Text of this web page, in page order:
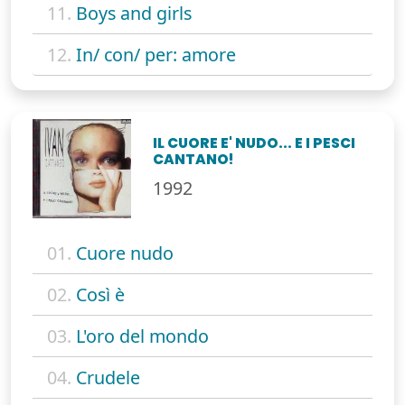
11. Boys and girls
12. In/ con/ per: amore
IL CUORE E' NUDO... E I PESCI
CANTANO!
1992
01. Cuore nudo
02. Così è
03. L'oro del mondo
04. Crudele